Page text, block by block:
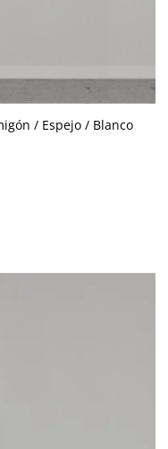
/ Espejo / Blanco